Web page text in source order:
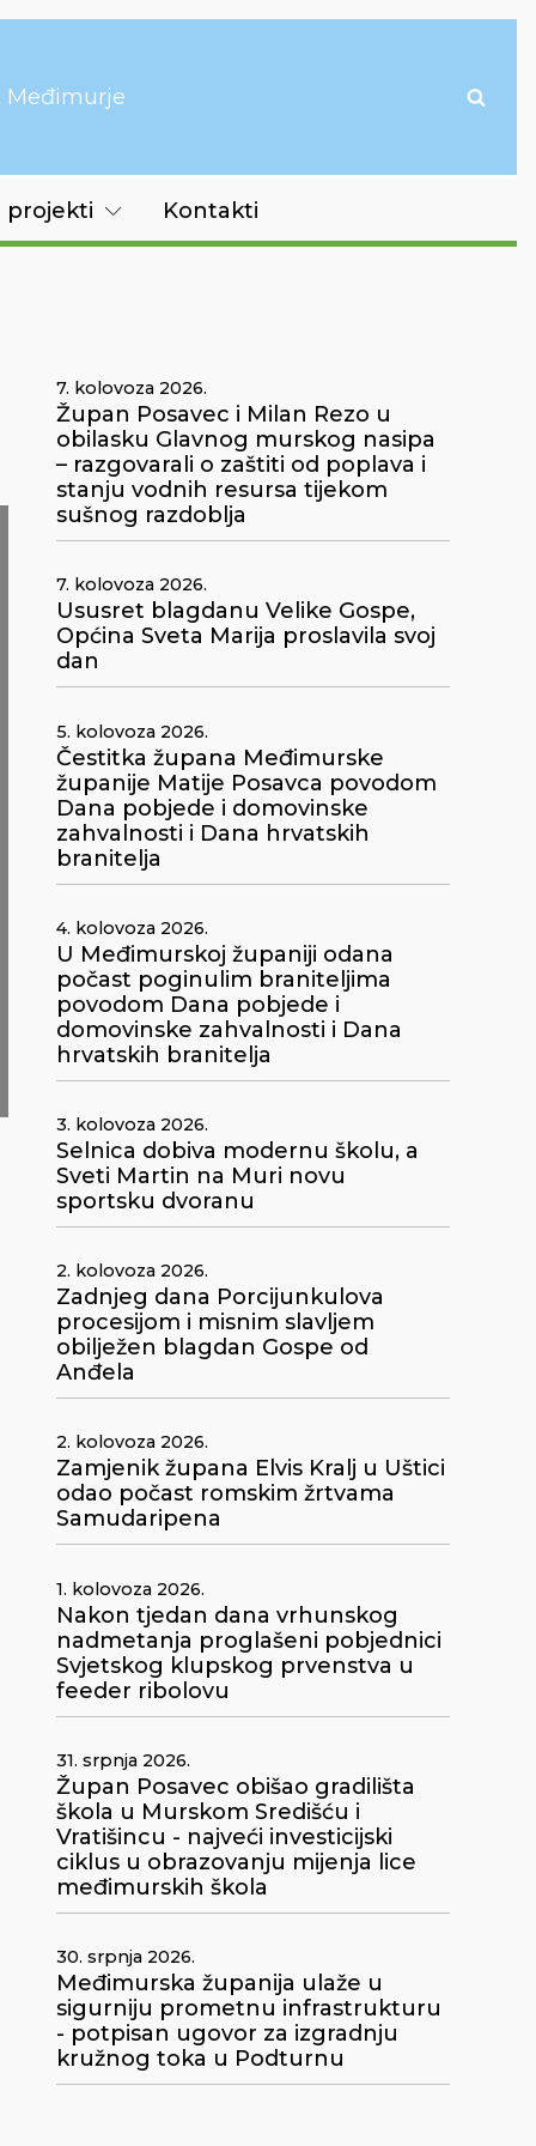
Međimurje
projekti Kontakti
7. kolovoza 2026.
Župan Posavec i Milan Rezo u
obilasku Glavnog murskog nasipa
– razgovarali o zaštiti od poplava i
stanju vodnih resursa tijekom
sušnog razdoblja
7. kolovoza 2026.
Ususret blagdanu Velike Gospe,
Općina Sveta Marija proslavila svoj
dan
5. kolovoza 2026.
Čestitka župana Međimurske
županije Matije Posavca povodom
Dana pobjede i domovinske
zahvalnosti i Dana hrvatskih
branitelja
4. kolovoza 2026.
U Međimurskoj županiji odana
počast poginulim braniteljima
povodom Dana pobjede i
domovinske zahvalnosti i Dana
hrvatskih branitelja
3. kolovoza 2026.
Selnica dobiva modernu školu, a
Sveti Martin na Muri novu
sportsku dvoranu
2. kolovoza 2026.
Zadnjeg dana Porcijunkulova
procesijom i misnim slavljem
obilježen blagdan Gospe od
Anđela
2. kolovoza 2026.
Zamjenik župana Elvis Kralj u Uštici
odao počast romskim žrtvama
Samudaripena
1. kolovoza 2026.
Nakon tjedan dana vrhunskog
nadmetanja proglašeni pobjednici
Svjetskog klupskog prvenstva u
feeder ribolovu
31. srpnja 2026.
Župan Posavec obišao gradilišta
škola u Murskom Središću i
Vratišincu - najveći investicijski
ciklus u obrazovanju mijenja lice
međimurskih škola
30. srpnja 2026.
Međimurska županija ulaže u
sigurniju prometnu infrastrukturu
- potpisan ugovor za izgradnju
kružnog toka u Podturnu